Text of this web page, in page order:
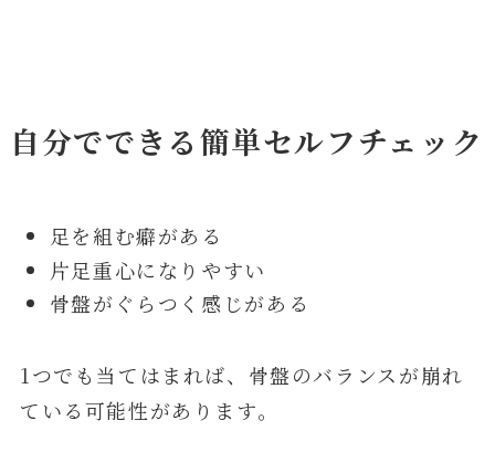
自分でできる簡単セルフチェック
足を組む癖がある
片足重心になりやすい
骨盤がぐらつく感じがある
1つでも当てはまれば、骨盤のバランスが崩れ
ている可能性があります。